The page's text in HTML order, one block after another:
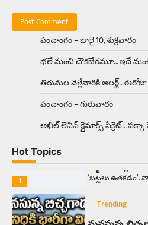
పంచాంగం – జులై 10, శుక్రవారం
భలే మంచి చౌకబేరమూ… ఇదే
తిరుమల వెళ్లేవారికి
పంచాంగం – గురువారం
అఖిల్‌ లెనిన్ క్లైమాక్స్‌ సీక్రెట్‌…
Hot Topics
Balachander
ఆదివారం
సాఫ్ట్‌వేర్ ఉద్యోగి
‘బట్టలు ఉతకడం’.
2
Trending
మనసున్న
కడుపు
డబ్బును తనకోసం
Trending